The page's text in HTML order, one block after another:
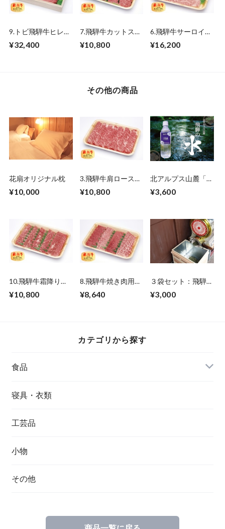
9.トビ飛騨牛ヒレス
テーキ 750ｇ
¥32,400
7.飛騨牛カットステ
ーキ（モモ・ロー
ス）600ｇ
¥10,800
6.飛騨牛サーロイン
ステーキ 250ｇ×2
枚 500ｇ
¥16,200
その他の商品
花扇オリジナル枕
¥10,000
3.飛騨牛肩ロースす
¥10,800
北アルプス山麓「飛
【500㎖×24本入】
¥3,600
10.飛騨牛霜降り焼
肉（ロース）500ｇ
¥10,800
8.飛騨牛焼き肉用
（赤身焼肉・霜降り
焼肉） 500ｇ
¥8,640
３袋セット：飛騨亭
花扇の「青ほうじ
茶」
¥3,000
カテゴリから探す
食品
寝具・衣類
工芸品
小物
その他